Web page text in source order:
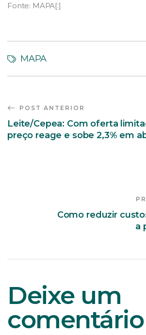
Fonte: MAPA[:]
MAPA
POST ANTERIOR
Leite/Cepea: Com oferta
preço reage e sobe 2,3% em
Como reduzir
a
Deixe um
comentário